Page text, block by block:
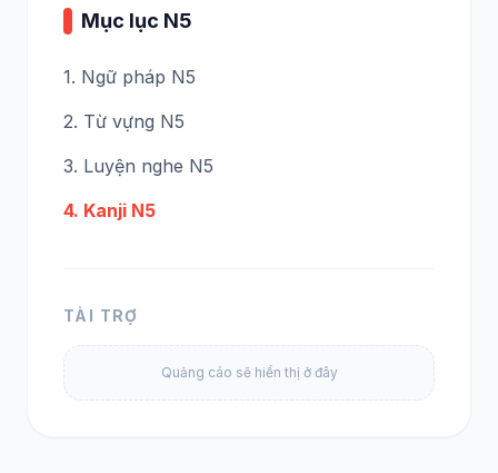
Mục lục N5
1. Ngữ pháp N5
2. Từ vựng N5
3. Luyện nghe N5
4. Kanji N5
TÀI TRỢ
Quảng cáo sẽ hiển thị ở đây